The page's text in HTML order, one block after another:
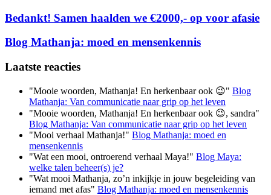
Bedankt! Samen haalden we €2000,- op voor afasie
Blog Mathanja: moed en mensenkennis
Laatste reacties
"Mooie woorden, Mathanja! En herkenbaar ook 😉" Blog
Mathanja: Van communicatie naar grip op het leven
"Mooie woorden, Mathanja! En herkenbaar ook 😉, sandra"
Blog Mathanja: Van communicatie naar grip op het leven
"Mooi verhaal Mathanja!" Blog Mathanja: moed en
mensenkennis
"Wat een mooi, ontroerend verhaal Maya!" Blog Maya:
welke talen beheer(s) je?
"Wat mooi Mathanja, zo’n inkijkje in jouw begeleiding van
iemand met afas" Blog Mathanja: moed en mensenkennis